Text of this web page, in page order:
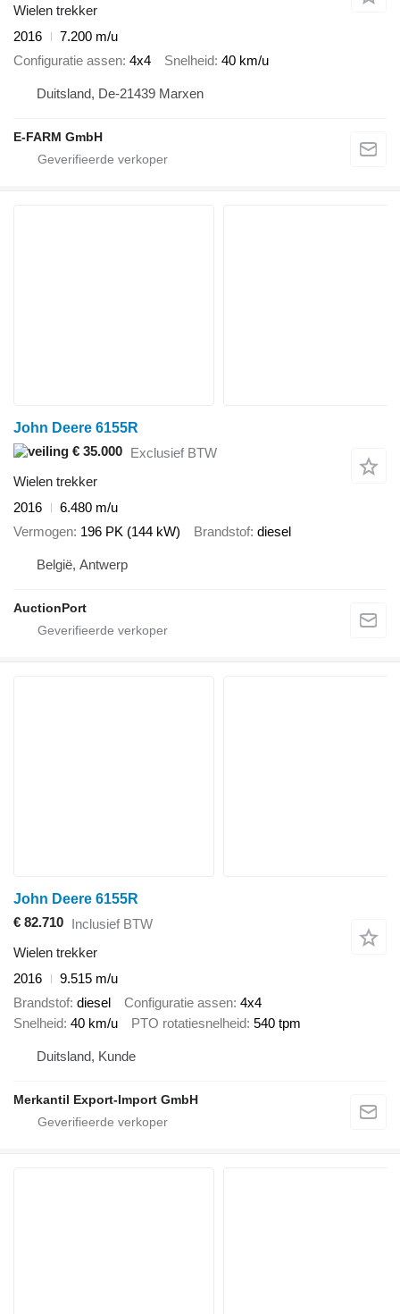
Wielen trekker
2016
7.200 m/u
Configuratie assen 4x4 Snelheid 40 km/u
Duitsland, De-21439 Marxen
E-FARM GmbH
John Deere 6155R
€ 35.000 Exclusief BTW
Wielen trekker
2016
6.480 m/u
Vermogen 196 PK (144 kW) Brandstof diesel
België, Antwerp
AuctionPort
John Deere 6155R
€ 82.710 Inclusief BTW
Wielen trekker
2016
9.515 m/u
Brandstof diesel Configuratie assen 4x4
Snelheid 40 km/u PTO rotatiesnelheid 540 tpm
Duitsland, Kunde
Merkantil Export-Import GmbH